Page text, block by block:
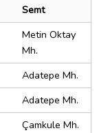
Semt
Metin Oktay
Mh.
Adatepe Mh.
Adatepe Mh.
Çamkule Mh.